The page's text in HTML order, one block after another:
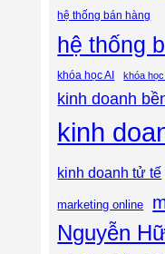
hệ thống bán hàng
hệ thống
khóa học AI khóa
kinh doanh
kinh
kinh doanh tử tế
marketing online
Nguyễn